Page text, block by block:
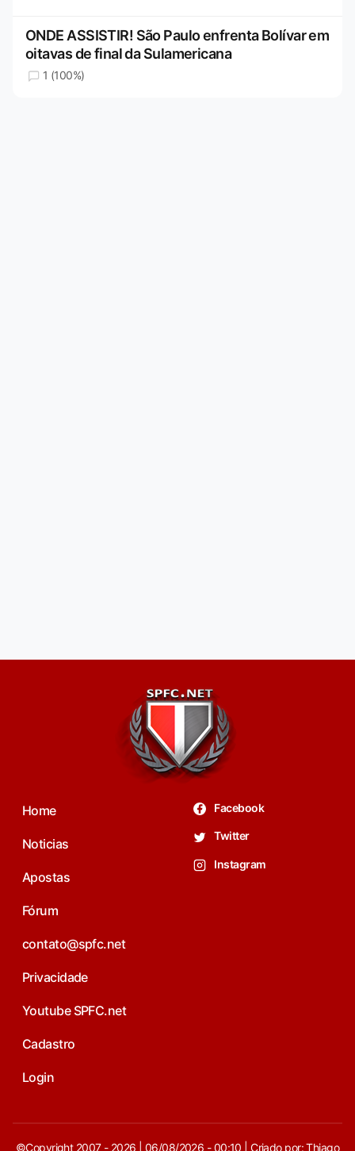
ONDE ASSISTIR! São Paulo enfrenta Bolívar em
oitavas de final da Sulamericana
1 (100%)
Home
Noticias
Apostas
Fórum
contato@spfc.net
Privacidade
Youtube SPFC.net
Cadastro
Login
Facebook
Twitter
Instagram
©Copyright 2007 - 2026 | 06/08/2026 - 00:10 | Criado por: Thiago